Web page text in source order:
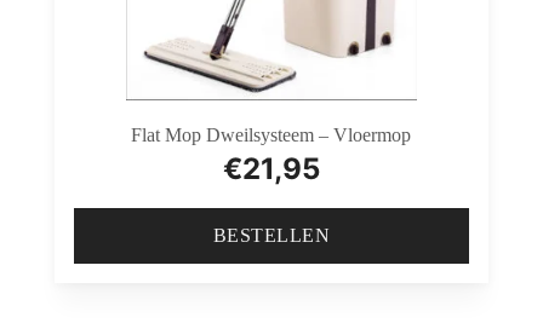
Flat Mop Dweilsysteem – Vloermop
€21,95
BESTELLEN